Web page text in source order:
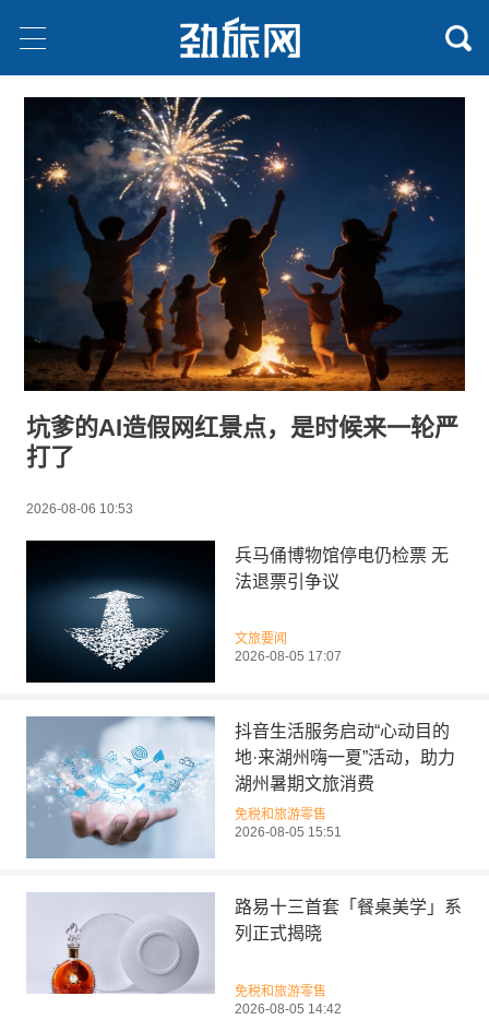
坑爹的AI造假网红景点，是时候来一轮严
打了
2026-08-06 10:53
兵马俑博物馆停电仍检票 无
法退票引争议
文旅要闻
2026-08-05 17:07
抖音生活服务启动“心动目的
地·来湖州嗨一夏”活动，助力
湖州暑期文旅消费
免税和旅游零售
2026-08-05 15:51
路易十三首套「餐桌美学」系
列正式揭晓
免税和旅游零售
2026-08-05 14:42